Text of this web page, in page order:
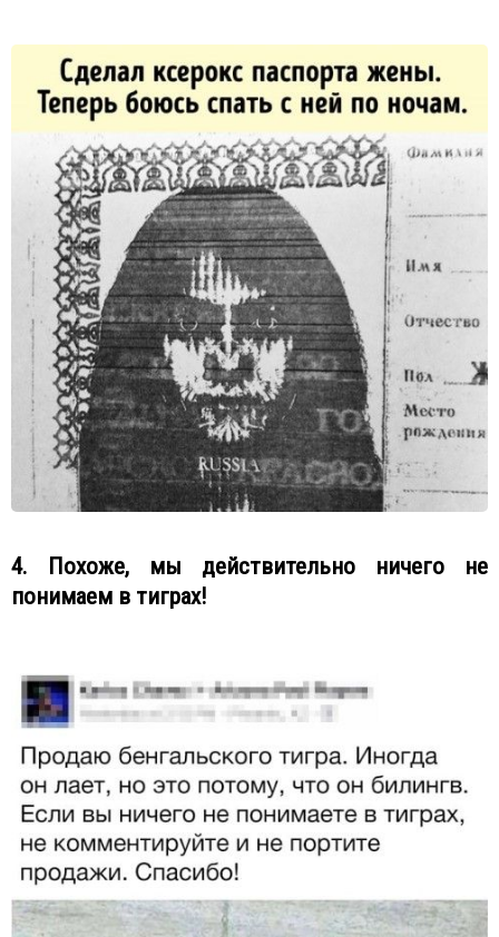
4. Похоже, мы действительно ничего не
понимаем в тиграх!